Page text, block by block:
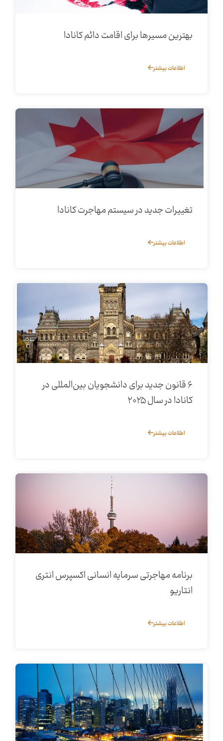
بهترین مسیرها برای اقامت دائم کانادا
اطلاعات بیشتر
تغییرات جدید در سیستم مهاجرت کانادا
اطلاعات بیشتر
۶ قانون جدید برای دانشجویان بین‌المللی در
کانادا در سال ۲۰۲۵
اطلاعات بیشتر
برنامه مهاجرتی سرمایه انسانی اکسپرس انتری
انتاریو
اطلاعات بیشتر